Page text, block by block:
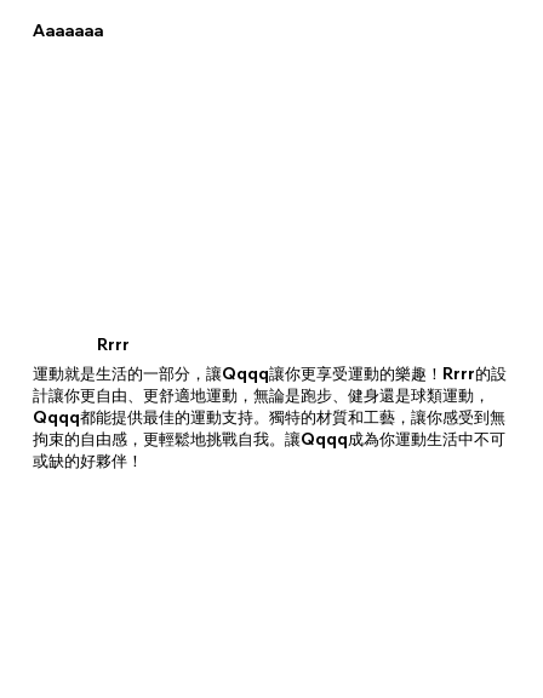
Aaaaaaa
Rrrr
運動就是生活的一部分，讓Qqqq讓你更享受運動的樂趣！Rrrr的設
計讓你更自由、更舒適地運動，無論是跑步、健身還是球類運動，
Qqqq都能提供最佳的運動支持。獨特的材質和工藝，讓你感受到無
拘束的自由感，更輕鬆地挑戰自我。讓Qqqq成為你運動生活中不可
或缺的好夥伴！